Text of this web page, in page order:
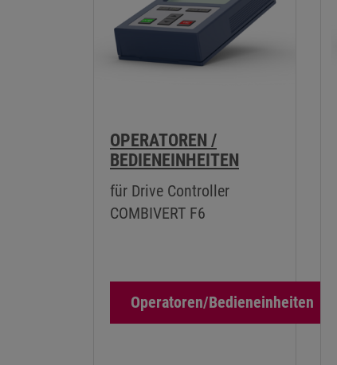
OPERATOREN /
BEDIENEINHEITEN
für Drive Controller
COMBIVERT F6
Operatoren/Bedieneinheiten